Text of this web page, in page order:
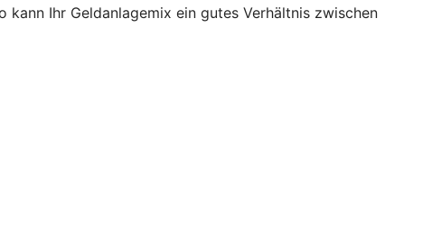
Ihr Geldanlagemix ein gutes Verhältnis zwischen